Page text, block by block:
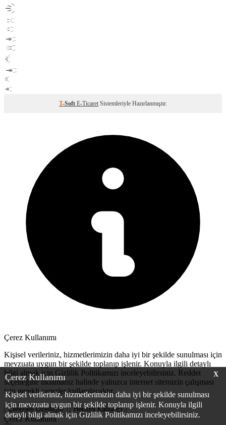
X
Çerez Kullanımı
Kişisel verileriniz, hizmetlerimizin daha iyi bir şekilde sunulması
için mevzuata uygun bir şekilde toplanıp işlenir. Konuyla ilgili
detaylı bilgi almak için Gizlilik Politikamızı inceleyebilirsiniz.
T-Soft E-Ticaret Sistemleriyle Hazırlanmıştır.
Çerez Kullanımı
Kişisel verileriniz, hizmetlerimizin daha iyi bir şekilde sunulması için
mevzuata uygun bir şekilde toplanıp işlenir. Konuyla ilgili detaylı
bilgi almak için Gizlilik Politikamızı inceleyebilirsiniz. Reddet
seçeneğine tıklamanız halinde yalnızca internet sitemizin çalışması
için gerekli çerezler kullanılacaktır.
Çerezleri Özelleştir Hepsini Kabul Et
Çerez Kullanımı